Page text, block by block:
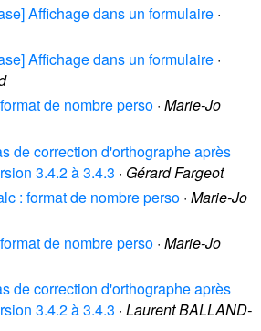
Affichage dans un formulaire ·
Affichage dans un formulaire ·
de nombre perso · Marie-Jo
de correction d'orthographe après
3.4.2 à 3.4.3 · Gérard Fargeot
: format de nombre perso · Marie-Jo
de nombre perso · Marie-Jo
de correction d'orthographe après
3.4.2 à 3.4.3 · Laurent BALLAND-